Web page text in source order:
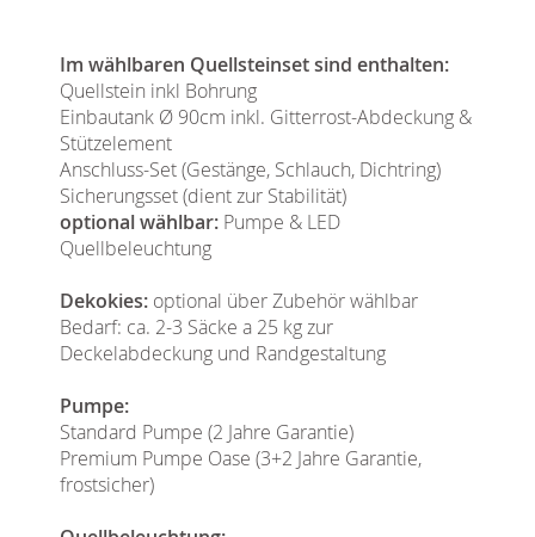
Im wählbaren Quellsteinset sind enthalten:
Quellstein inkl Bohrung
Einbautank Ø 90cm inkl. Gitterrost-Abdeckung &
Stützelement
Anschluss-Set (Gestänge, Schlauch, Dichtring)
Sicherungsset (dient zur Stabilität)
optional wählbar: Pumpe & LED
Quellbeleuchtung
Dekokies: optional über Zubehör wählbar
Bedarf: ca. 2-3 Säcke a 25 kg zur
Deckelabdeckung und Randgestaltung
Pumpe:
Standard Pumpe (2 Jahre Garantie)
Premium Pumpe Oase (3+2 Jahre Garantie,
frostsicher)